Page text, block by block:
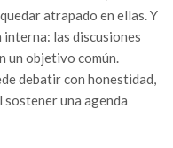
atrapado en ellas. Y
interna: las discusiones
un objetivo común.
debatir con honestidad,
sostener una agenda